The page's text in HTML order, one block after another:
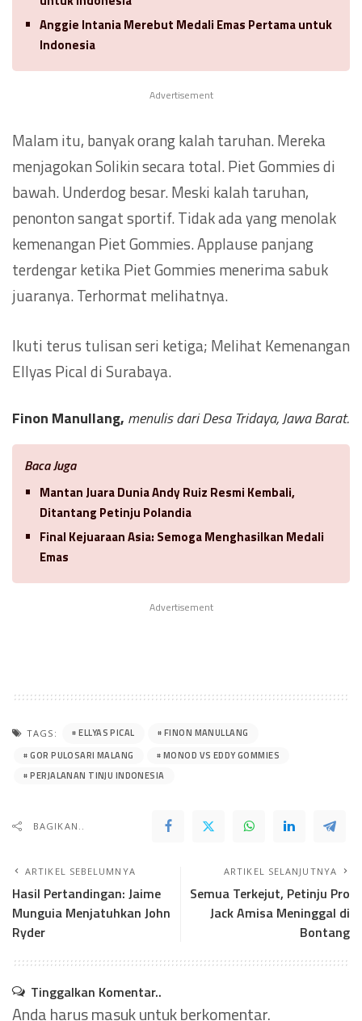
Anggie Intania Merebut Medali Emas Pertama untuk
Indonesia
Advertisement
Malam itu, banyak orang kalah taruhan. Mereka
menjagokan Solikin secara total. Piet Gommies di
bawah. Underdog besar. Meski kalah taruhan,
penonton sangat sportif. Tidak ada yang menolak
kemenangan Piet Gommies. Applause panjang
terdengar ketika Piet Gommies menerima sabuk
juaranya. Terhormat melihatnya.
Ikuti terus tulisan seri ketiga; Melihat Kemenangan
Ellyas Pical di Surabaya.
Finon Manullang, menulis dari Desa Tridaya, Jawa Barat.
Baca Juga
Mantan Juara Dunia Andy Ruiz Resmi Kembali,
Ditantang Petinju Polandia
Final Kejuaraan Asia: Semoga Menghasilkan Medali
Emas
Advertisement
TAGS: ELLYAS PICAL
FINON MANULLANG
GOR PULOSARI MALANG
MONOD VS EDDY GOMMIES
PERJALANAN TINJU INDONESIA
BAGIKAN..
ARTIKEL SEBELUMNYA
Hasil Pertandingan: Jaime
Munguia Menjatuhkan John
Ryder
ARTIKEL SELANJUTNYA
Semua Terkejut, Petinju Pro
Jack Amisa Meninggal di
Bontang
Tinggalkan Komentar..
Anda harusmasukuntuk berkomentar.